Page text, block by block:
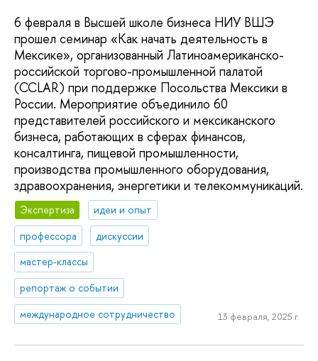
6 февраля в Высшей школе бизнеса НИУ ВШЭ
прошел семинар «Как начать деятельность в
Мексике», организованный Латиноамериканско-
российской торгово-промышленной палатой
(CCLAR) при поддержке Посольства Мексики в
России. Мероприятие объединило 60
представителей российского и мексиканского
бизнеса, работающих в сферах финансов,
консалтинга, пищевой промышленности,
производства промышленного оборудования,
здравоохранения, энергетики и телекоммуникаций.
Экспертиза
идеи и опыт
профессора
дискуссии
мастер-классы
репортаж о событии
международное сотрудничество
13 февраля, 2025 г.